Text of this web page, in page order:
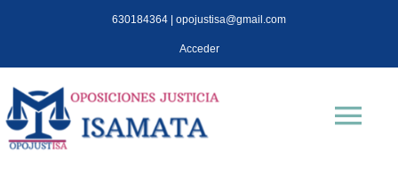
630184364 | opojustisa@gmail.com
Acceder